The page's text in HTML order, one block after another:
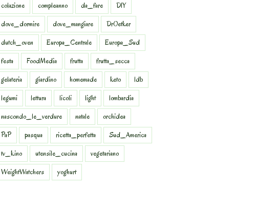
colazione
compleanno da_fare
DIY
dove_dormire
dove_mangiare
DrOetker
dutch_oven
Europa_Centrale
Europa_Sud
festa
FoodMedia frutta
frutta_secca
gelateria
giardino homemade keto
ldb
legumi
lettura licoli light
lombardia
nascondo_le_verdure
natale
orchidea
PaP
pasqua ricetta_perfetta
Sud_America
tv_kino
utensile_cucina
vegetariano
WeightWatchers
yoghurt